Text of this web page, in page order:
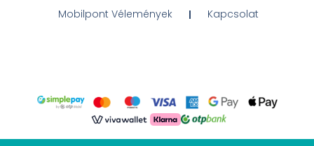
Mobilpont Vélemények
Kapcsolat